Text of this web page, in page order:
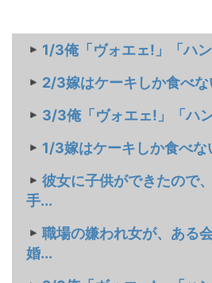
1/3俺「ヴォエェ!」「ハ
2/3嫁はケーキしか食べ
3/3俺「ヴォエェ!」「ハ
1/3嫁はケーキしか食べな
彼女に子供ができたので
手...
職場の嫌われ女が、ある
婚...